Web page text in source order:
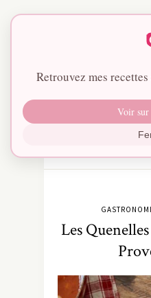
Les
Retrouvez mes
Voir sur